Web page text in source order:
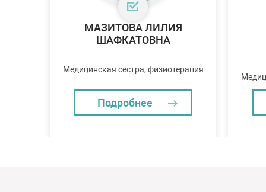
МАЗИТОВА ЛИЛИЯ
ШАФКАТОВНА
Медицинская сестра, физиотерапия
Подробнее